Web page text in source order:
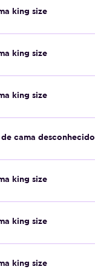
king size
king size
king size
cama desconhecido
king size
king size
king size